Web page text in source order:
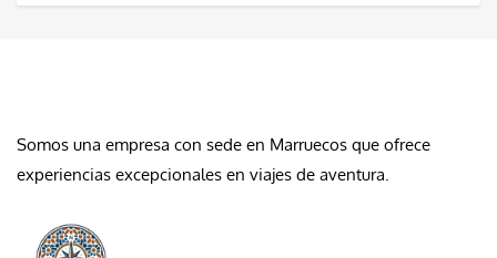
Somos una empresa con sede en Marruecos que ofrece
experiencias excepcionales en viajes de aventura.